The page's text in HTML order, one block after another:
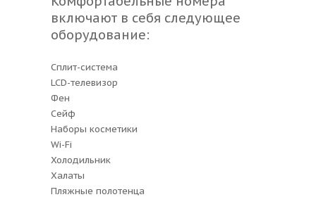
включают в себя следующее
оборудование:
Сплит-система
LCD-телевизор
Фен
Сейф
Наборы косметики
Wi-Fi
Холодильник
Халаты
Пляжные полотенца